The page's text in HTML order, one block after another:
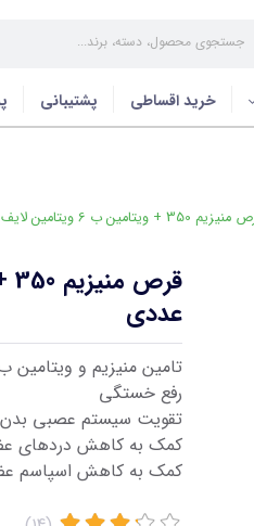
خرید اقساطی پشتیبانی
350 + ویتامین ب 6 ویتامین لایف - 30 عددی
عددی
تامین منیزیم و ویتامین ب 6 مورد نیاز
رفع خستگی
تقویت سیستم عصبی بدن
کمک به کاهش دردهای
کمک به کاهش اسپاسم